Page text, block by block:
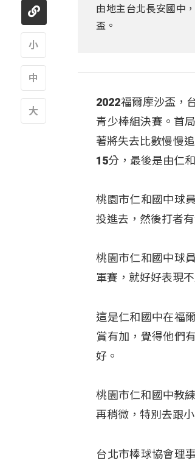
由地主台北長安國中
盃。
2022福爾摩沙盃，
青少棒組決賽。首
著將失去比數慢慢
15分，最後是由仁
桃園市仁和國中球
投進去，然後打者
桃園市仁和國中球
軍賽，就好好表現不
這是仁和國中在福
賞有加，覺得他們
好。
桃園市仁和國中教
再稍微，特別去跟
台北市棒球協會理